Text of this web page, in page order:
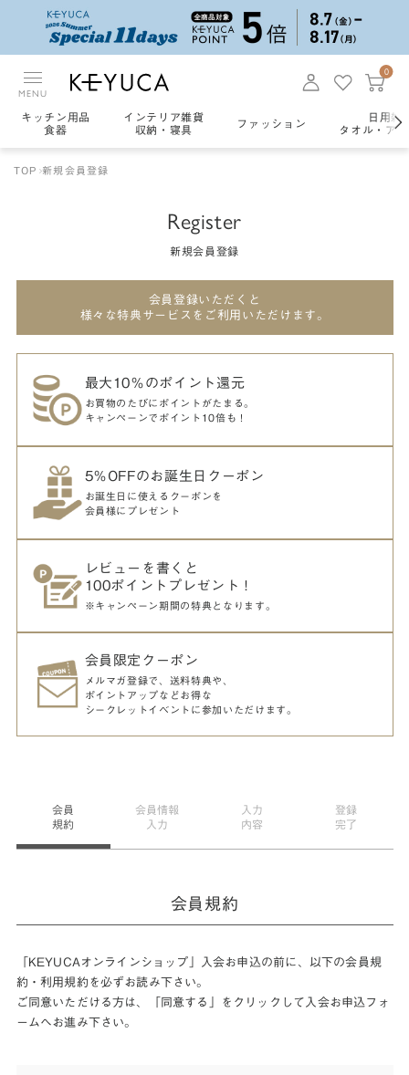
MENU
0
キッチン用品
食器
インテリア雑貨
収納・寝具
ファッション
日用雑
タオル・ア
TOP 新規会員登録
Register
新規会員登録
会員登録いただくと
様々な特典サービスをご利用いただけます。
最大10％のポイント還元
お買物のたびにポイントがたまる。
キャンペーンでポイント10倍も！
5％OFFのお誕生日クーポン
お誕生日に使えるクーポンを
会員様にプレゼント
レビューを書くと
100ポイントプレゼント！
※キャンペーン期間の特典となります。
会員限定クーポン
メルマガ登録で、送料特典や、
ポイントアップなどお得な
シークレットイベントに参加いただけます。
会員
規約
会員情報
入力
入力
内容
登録
完了
会員規約
「KEYUCAオンラインショップ」入会お申込の前に、以下の会員規
約・利用規約を必ずお読み下さい。
ご同意いただける方は、「同意する」をクリックして入会お申込フォ
ームへお進み下さい。